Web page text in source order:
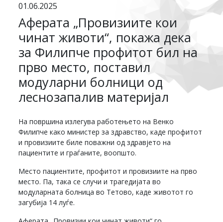
01.06.2025
Аферата „Провизиите кои
чинат животи“, покажа дека
за Филипче профитот бил на
прво место, поставил
модуларни болници од
леснозапалив материјал
На површина излегува работењето на Венко
Филипче како министер за здравство, каде профитот
и провизиите биле поважни од здравјето на
пациентите и граѓаните, воопшто.
Место пациентите, профитот и провизиите на прво
место. Па, така се случи и трагедијата во
модуларната болница во Тетово, каде животот го
загубија 14 луѓе.